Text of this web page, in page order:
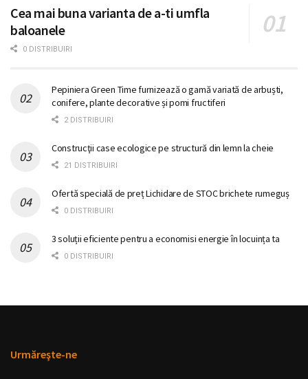
Cea mai buna varianta de a-ti umfla
baloanele
0 DISTRIBUIRI
Pepiniera Green Time furnizează o gamă variată de arbuști,
conifere, plante decorative și pomi fructiferi
2 DISTRIBUIRI
Construcţii case ecologice pe structură din lemn la cheie
21 DISTRIBUIRI
Ofertă specială de preț Lichidare de STOC brichete rumeguș
0 DISTRIBUIRI
3 soluții eficiente pentru a economisi energie în locuința ta
0 DISTRIBUIRI
Urmăreşte-ne